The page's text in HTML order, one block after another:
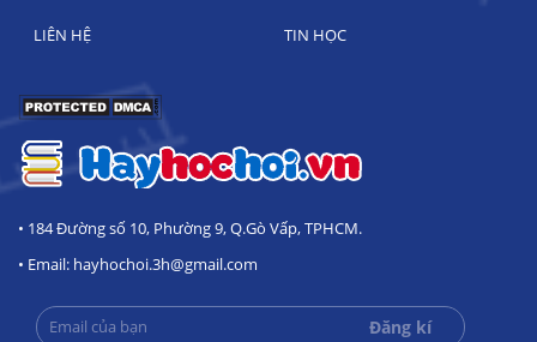
LIÊN HỆ TIN HỌC
• 184 Đường số 10, Phường 9, Q.Gò Vấp, TPHCM.
• Email: hayhochoi.3h@gmail.com